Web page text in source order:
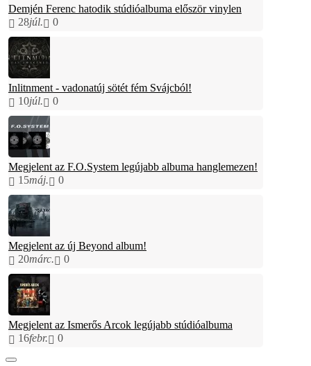
Demjén Ferenc hatodik stúdióalbuma először vinylen
28júl. 0
Inlitnment - vadonatúj sötét fém Svájcból!
10júl. 0
Megjelent az F.O.System legújabb albuma hanglemezen!
15máj. 0
Megjelent az új Beyond album!
20márc. 0
Megjelent az Ismerős Arcok legújabb stúdióalbuma
16febr. 0